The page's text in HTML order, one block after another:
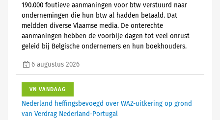
190.000 foutieve aanmaningen voor btw verstuurd naar
ondernemingen die hun btw al hadden betaald. Dat
meldden diverse Vlaamse media. De onterechte
aanmaningen hebben de voorbije dagen tot veel onrust
geleid bij Belgische ondernemers en hun boekhouders.
6 augustus 2026
VN VANDAAG
Nederland heffingsbevoegd over WAZ-uitkering op grond
van Verdrag Nederland-Portugal